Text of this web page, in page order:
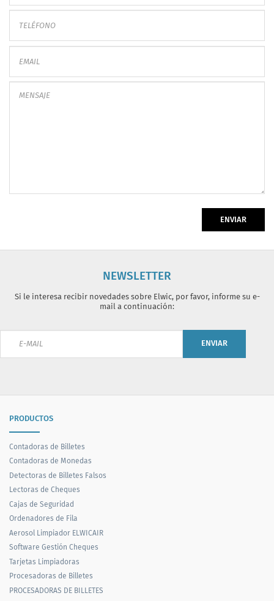
ENVIAR
NEWSLETTER
Si le interesa recibir novedades sobre Elwic, por favor, informe su e-
mail a continuación:
ENVIAR
PRODUCTOS
Contadoras de Billetes
Contadoras de Monedas
Detectoras de Billetes Falsos
Lectoras de Cheques
Cajas de Seguridad
Ordenadores de Fila
Aerosol Limpiador ELWICAIR
Software Gestión Cheques
Tarjetas Limpiadoras
Procesadoras de Billetes
PROCESADORAS DE BILLETES